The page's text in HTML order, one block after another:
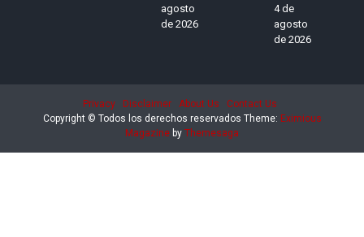
agosto
de 2026
4 de
agosto
de 2026
Privacy Disclaimer About Us
Contact Us
Copyright © Todos los derechos reservados Theme: Eximious
Magazine by Themesaga